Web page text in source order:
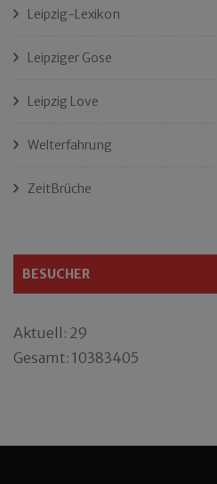
Leipzig-Lexikon
Leipziger Gose
Leipzig Love
Welterfahrung
ZeitBrüche
BESUCHER
Aktuell: 29
Gesamt: 10383405